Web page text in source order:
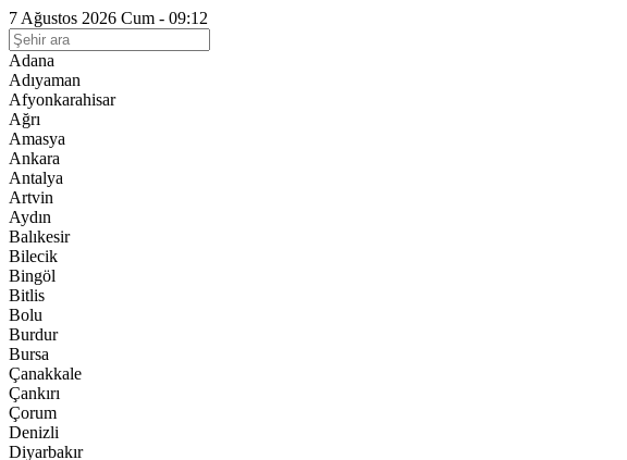
7 Ağustos 2026 Cum - 09:12
Adana
Adıyaman
Afyonkarahisar
Ağrı
Amasya
Ankara
Antalya
Artvin
Aydın
Balıkesir
Bilecik
Bingöl
Bitlis
Bolu
Burdur
Bursa
Çanakkale
Çankırı
Çorum
Denizli
Diyarbakır